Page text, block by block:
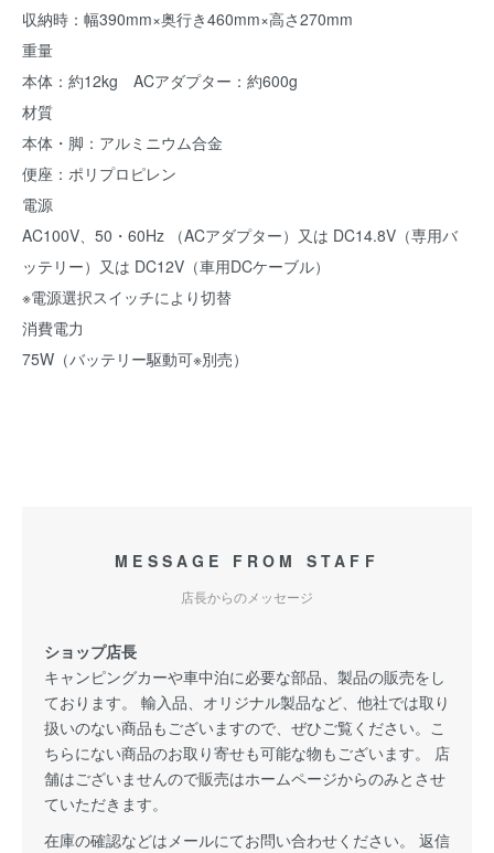
収納時：幅390mm×奥行き460mm×高さ270mm
重量
本体：約12kg ACアダプター：約600g
材質
本体・脚：アルミニウム合金
便座：ポリプロピレン
電源
AC100V、50・60Hz （ACアダプター）又は DC14.8V（専用バ
ッテリー）又は DC12V（車用DCケーブル）
※電源選択スイッチにより切替
消費電力
75W（バッテリー駆動可※別売）
MESSAGE FROM STAFF
店長からのメッセージ
ショップ店長
キャンピングカーや車中泊に必要な部品、製品の販売をし
ております。 輸入品、オリジナル製品など、他社では取り
扱いのない商品もございますので、ぜひご覧ください。こ
ちらにない商品のお取り寄せも可能な物もございます。 店
舗はございませんので販売はホームページからのみとさせ
ていただきます。
在庫の確認などはメールにてお問い合わせください。 返信